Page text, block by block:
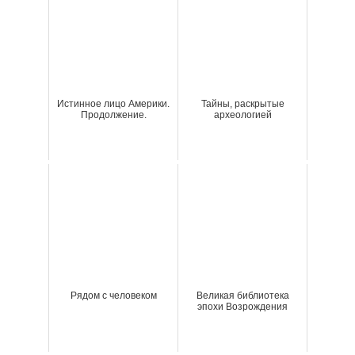
Истинное лицо Америки.
Продолжение.
Тайны, раскрытые
археологией
Рядом с человеком
Великая библиотека
эпохи Возрождения